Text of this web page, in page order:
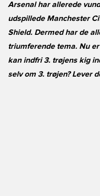
Arsenal har allerede
udspillede Manchester
Shield. Dermed har de
triumferende tema. Nu
kan indfri 3. trøjens kig
selv om 3. trøjen? Lever